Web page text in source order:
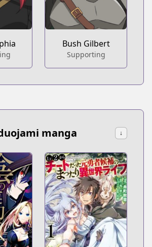
Bush Gilbert
Supporting
manga ↓